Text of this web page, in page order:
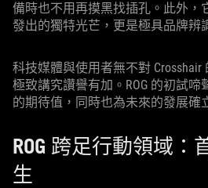
備時也不用再摸黑找插孔。此外，
發出的獨特光芒，更是極具品牌辨
科技媒體與使用者無不對
極致講究讚譽有加。ROG 的初試
的期待值，同時也為未來的發展確
ROG 跨足行動領域：
生